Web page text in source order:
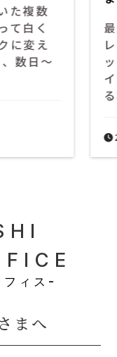
複数
白く
変え
日〜
最
レ
ッ
イ
る
ィス-
まへ